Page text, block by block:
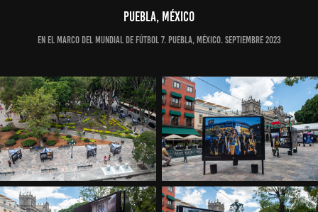
PUEBLA, MÉXICO
En el marco del Mundial de Fútbol 7. Puebla, México. Septiembre 2023